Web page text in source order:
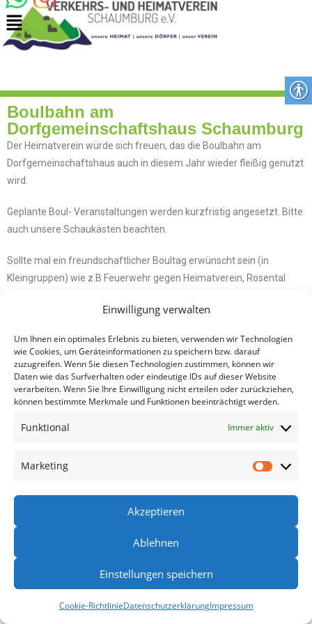
Einwilligung verwalten
Um Ihnen ein optimales Erlebnis zu bieten, verwenden wir Technologien
wie Cookies, um Geräteinformationen zu speichern bzw. darauf
zuzugreifen. Wenn Sie diesen Technologien zustimmen, können wir
Daten wie das Surfverhalten oder eindeutige IDs auf dieser Website
verarbeiten. Wenn Sie Ihre Einwilligung nicht erteilen oder zurückziehen,
können bestimmte Merkmale und Funktionen beeinträchtigt werden.
Funktional Immer aktiv
Marketing
Akzeptieren
Ablehnen
Einstellungen speichern
Cookie-RichtlinieDatenschutzerklärungImpressum
Boulbahn am
Dorfgemeinschaftshaus Schaumburg
Der Heimatverein würde sich freuen, das die Boulbahn am
Dorfgemeinschaftshaus auch in diesem Jahr wieder fleißig genutzt
wird.
Geplante Boul- Veranstaltungen werden kurzfristig angesetzt. Bitte
auch unsere Schaukästen beachten.
Sollte mal ein freundschaftlicher Boultag erwünscht sein (in
Kleingruppen) wie z.B Feuerwehr gegen Heimatverein, Rosental
gegen Namhafte Gegner, so wie Seniorenboulen,
bitten wir gerne um Anfragen und Anregungen.
Datenschutzerklärung Kontakt
Cookie-Richtlinie (EU)